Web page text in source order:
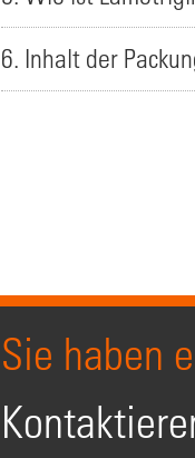
6. Inhalt der
Sie haben